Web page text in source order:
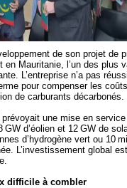
de son projet de
en Mauritanie, l’un des plus
L’entreprise n’a pas
pour compenser les
de carburants décarbonés.
prévoyait une mise en
GW d’éolien et 12 GW de
d’hydrogène vert ou 10
L’investissement global
difficile à combler